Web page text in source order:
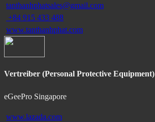
tanthanhphatsales@gmail.com
+84 915 433 488
www.tanthanhphat.com
Vertreiber (Personal Protective Equipment)
eGeePro Singapore
www.lazada.com